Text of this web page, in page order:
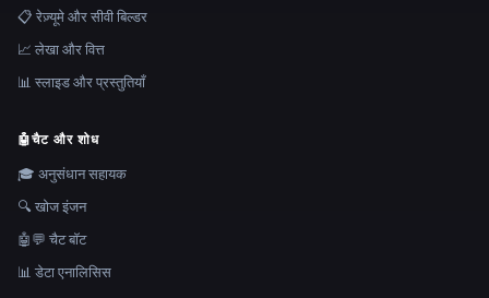
📋 रेज़्यूमे और सीवी बिल्डर
📈 लेखा और वित्त
📊 स्लाइड और प्रस्तुतियाँ
🤖चैट और शोध
🎓 अनुसंधान सहायक
🔍 खोज इंजन
🤖💬 चैट बॉट
📊 डेटा एनालिसिस